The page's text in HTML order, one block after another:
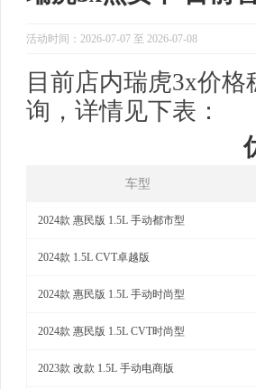
活动时间：2026-07-07 至 2026-07-08
目前店内瑞虎3x价
询，详情见下表：
车型
2024款 惠民版 1.5L 手动都市型
2024款 1.5L CVT卓越版
2024款 惠民版 1.5L 手动时尚型
2024款 惠民版 1.5L CVT时尚型
2023款 改款 1.5L 手动电商版